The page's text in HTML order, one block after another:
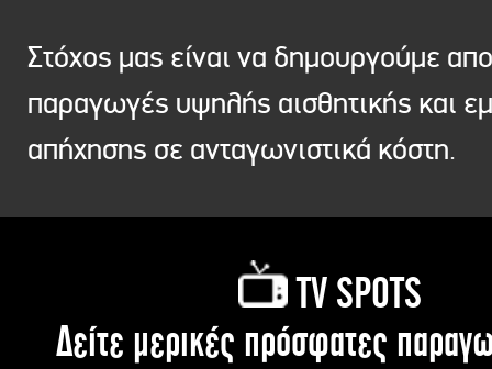
Στόχος μας είναι να δημουργούμε
παραγωγές υψηλής αισθητικής και
απήχησης σε ανταγωνιστικά κόστη.
TV SPOTS
Δείτε μερικές πρόσφατες